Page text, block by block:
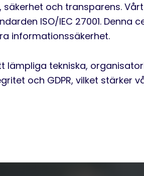
och transparens.
ISO/IEC 27001.
informationssäkerhet.
tekniska,
och GDPR, vilket